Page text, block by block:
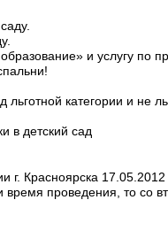
и услугу по
категории и не
в детский сад
Красноярска 17.05.2012
проведения, то со